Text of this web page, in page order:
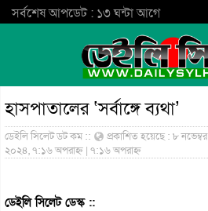
সর্বশেষ আপডেট : ১৩ ঘন্টা আগে
হাসপাতালের ‘সর্বাঙ্গে ব্যথা’
ডেইলি সিলেট ডট কম ::
প্রকাশিত হয়েছে : ৮ নভেম্বর
২০২৪, ৭:১৬ অপরাহ্ন | ৭:১৬ অপরাহ্ন
ডেইলি সিলেট ডেস্ক ::